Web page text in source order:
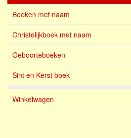
Boeken met naam
Christelijkboek met naam
Geboorteboeken
Sint en Kerst boek
Winkelwagen